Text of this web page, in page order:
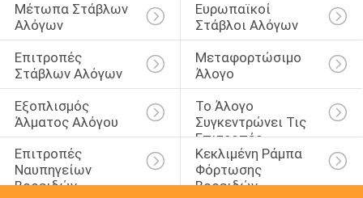
Μέτωπα Στάβλων
Αλόγων
Ευρωπαϊκοί
Στάβλοι Αλόγων
Επιτροπές
Στάβλων Αλόγων
Μεταφορτώσιμο
Άλογο
Εξοπλισμός
Άλματος Αλόγου
Το Άλογο
Συγκεντρώνει Τις
Επιτροπές
Επιτροπές
Ναυπηγείων
Βοοειδών
Κεκλιμένη Ράμπα
Φόρτωσης
Βοοειδών